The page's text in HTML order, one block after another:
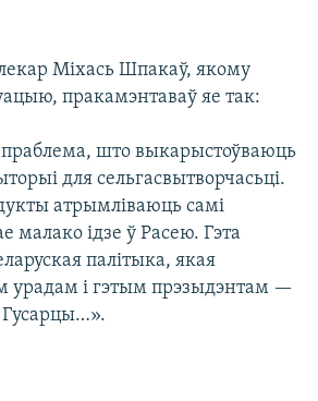
Міхась Шпакаў, якому
пракамэнтаваў яе так:
што выкарыстоўваюць
для сельгасвытворчасьці.
атрымліваюць самі
малако ідзе ў Расею. Гэта
палітыка, якая
урадам і гэтым прэзыдэнтам —
Гусарцы…».